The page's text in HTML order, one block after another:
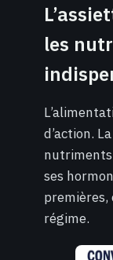
les
d’action.
ses
régime.